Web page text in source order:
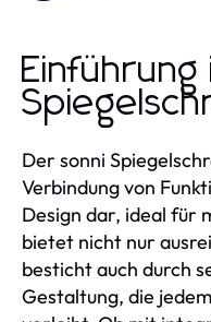
Einführung
Der sonni
Verbindung von
Design dar, ideal für
bietet nicht nur
besticht auch durch
Gestaltung, die